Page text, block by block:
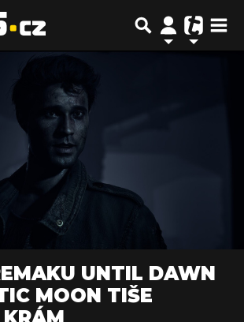
UNTIL DAWN
MOON TIŠE